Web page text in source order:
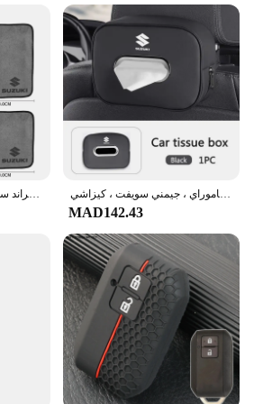
and safety. The console's
not compromise on storage
area to keep essentials
lightweight nature of the console
not add unnecessary weight to
for better performance and
terrains. Whether you're
rocky trails or tackling steep
console will provide the
you need to conquer any
Cub center console is not just a
it's a versatile accessory that
of scenarios. Its adaptable
ideal choice for both personal
Whether you're a vendor
up on high-quality center consoles
inventory or an individual
your off-road experience, this
designed to meet your needs. Its
منشفة مايكروفايبر لغسيل السيارات ، قماش تجفيف لسوزوكي جراند سويفت سبورت فيتارا جيمني SX4 ألتو بالينو ، العناية بتنظيف السيارة حقيبة تخزين مناديل داخلية للسيارة ، ورق تواليت ، ملحق سيارة لسوزوكي ساموراي ، جيمني سويفت ، كيزاشي SX4 ، إيجنيز ، أرتيجا ، سياز ، S-Cross
MAD142.43